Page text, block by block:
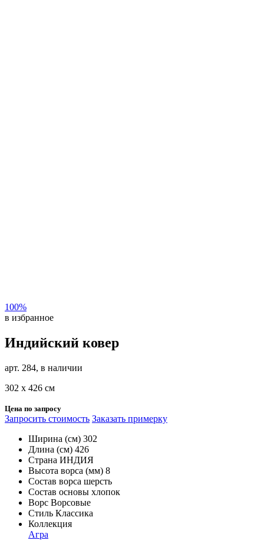
100%
в избранное
Индийский ковер
арт. 284, в наличии
302 х 426 см
Цена по запросу
Запросить стоимость Заказать примерку
Ширина (см) 302
Длина (см) 426
Страна ИНДИЯ
Высота ворса (мм) 8
Состав ворса шерсть
Состав основы хлопок
Ворс Ворсовые
Стиль Классика
Коллекция
Агра